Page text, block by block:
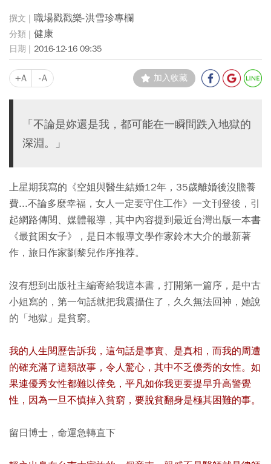
職場戳戳樂-洪雪珍專欄
健康
2016-12-16 09:35
+A -A 加入收藏
「不論是妳還是我，都可能在一瞬間跌入地獄的
深淵。」
上星期我寫的《空姐與醫生結婚12年，35歲離婚後沒贍養
費...不論多麼幸福，女人一定要守住工作》一文刊登後，引
起網路傳閱、媒體報導，其中內容提到最近台灣出版一本書
《最貧困女子》，是日本報導文學作家鈴木大介的最新著
作，旅日作家劉黎兒作序推荐。
沒有想到出版社主編寄給我這本書，打開第一篇序，是中古
小姐寫的，第一句話就把我震攝住了，久久無法回神，她說
的「地獄」是貧窮。
我的人生閱歷告訴我，這句話是事實、是真相，而我的周遭
的確充滿了這類故事，令人驚心，其中不乏優秀的女性。如
果連優秀女性都難以倖免，平凡如你我更要提早升高警覺
性，因為一旦不慎掉入貧窮，要脫貧翻身是極其困難的事。
留日博士，命運急轉直下